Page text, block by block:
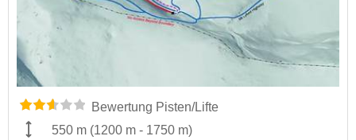
Bewertung Pisten/Lifte
550 m (1200 m - 1750 m)